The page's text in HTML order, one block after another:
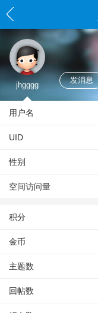
jhgggg
发消息
用户名
UID
性别
空间访问量
积分
金币
主题数
回帖数